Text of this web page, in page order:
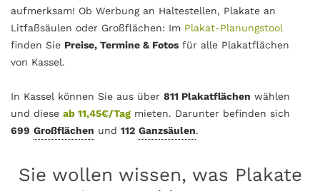
aufmerksam! Ob Werbung an Haltestellen, Plakate an
Litfaßsäulen oder Großflächen: Im Plakat-Planungstool
finden Sie Preise, Termine & Fotos für alle Plakatflächen
von Kassel.
In Kassel können Sie aus über 811 Plakatflächen wählen
und diese ab 11,45€/Tag mieten. Darunter befinden sich
699 Großflächen und 112 Ganzsäulen.
Sie wollen wissen, was Plakate